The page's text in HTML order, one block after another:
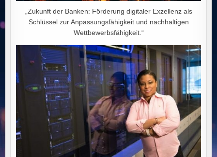
„Zukunft der Banken: Förderung digitaler Exzellenz als
Schlüssel zur Anpassungsfähigkeit und nachhaltigen
Wettbewerbsfähigkeit.“